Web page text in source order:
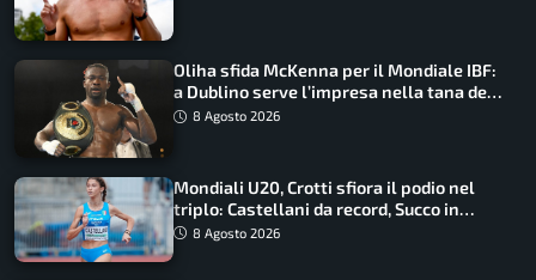
Oliha sfida McKenna per il Mondiale IBF:
a Dublino serve l’impresa nella tana del
lupo8 Agosto 2026
Mondiali U20, Crotti sfiora il podio nel
triplo: Castellani da record, Succo in
finale
8 Agosto 2026